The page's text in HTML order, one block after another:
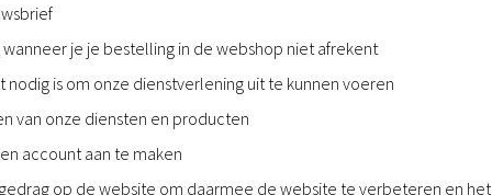
je je bestelling in de webshop niet afrekent
is om onze dienstverlening uit te kunnen voeren
van onze diensten en producten
account aan te maken
op de website om daarmee de website te verbeteren en het